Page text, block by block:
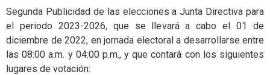
Segunda Publicidad de las elecciones a Junta Directiva para
el periodo 2023-2026, que se llevará a cabo el 01 de
diciembre de 2022, en jornada electoral a desarrollarse entre
las 08:00 a.m. y 04:00 p.m., y que contará con los siguientes
lugares de votación: